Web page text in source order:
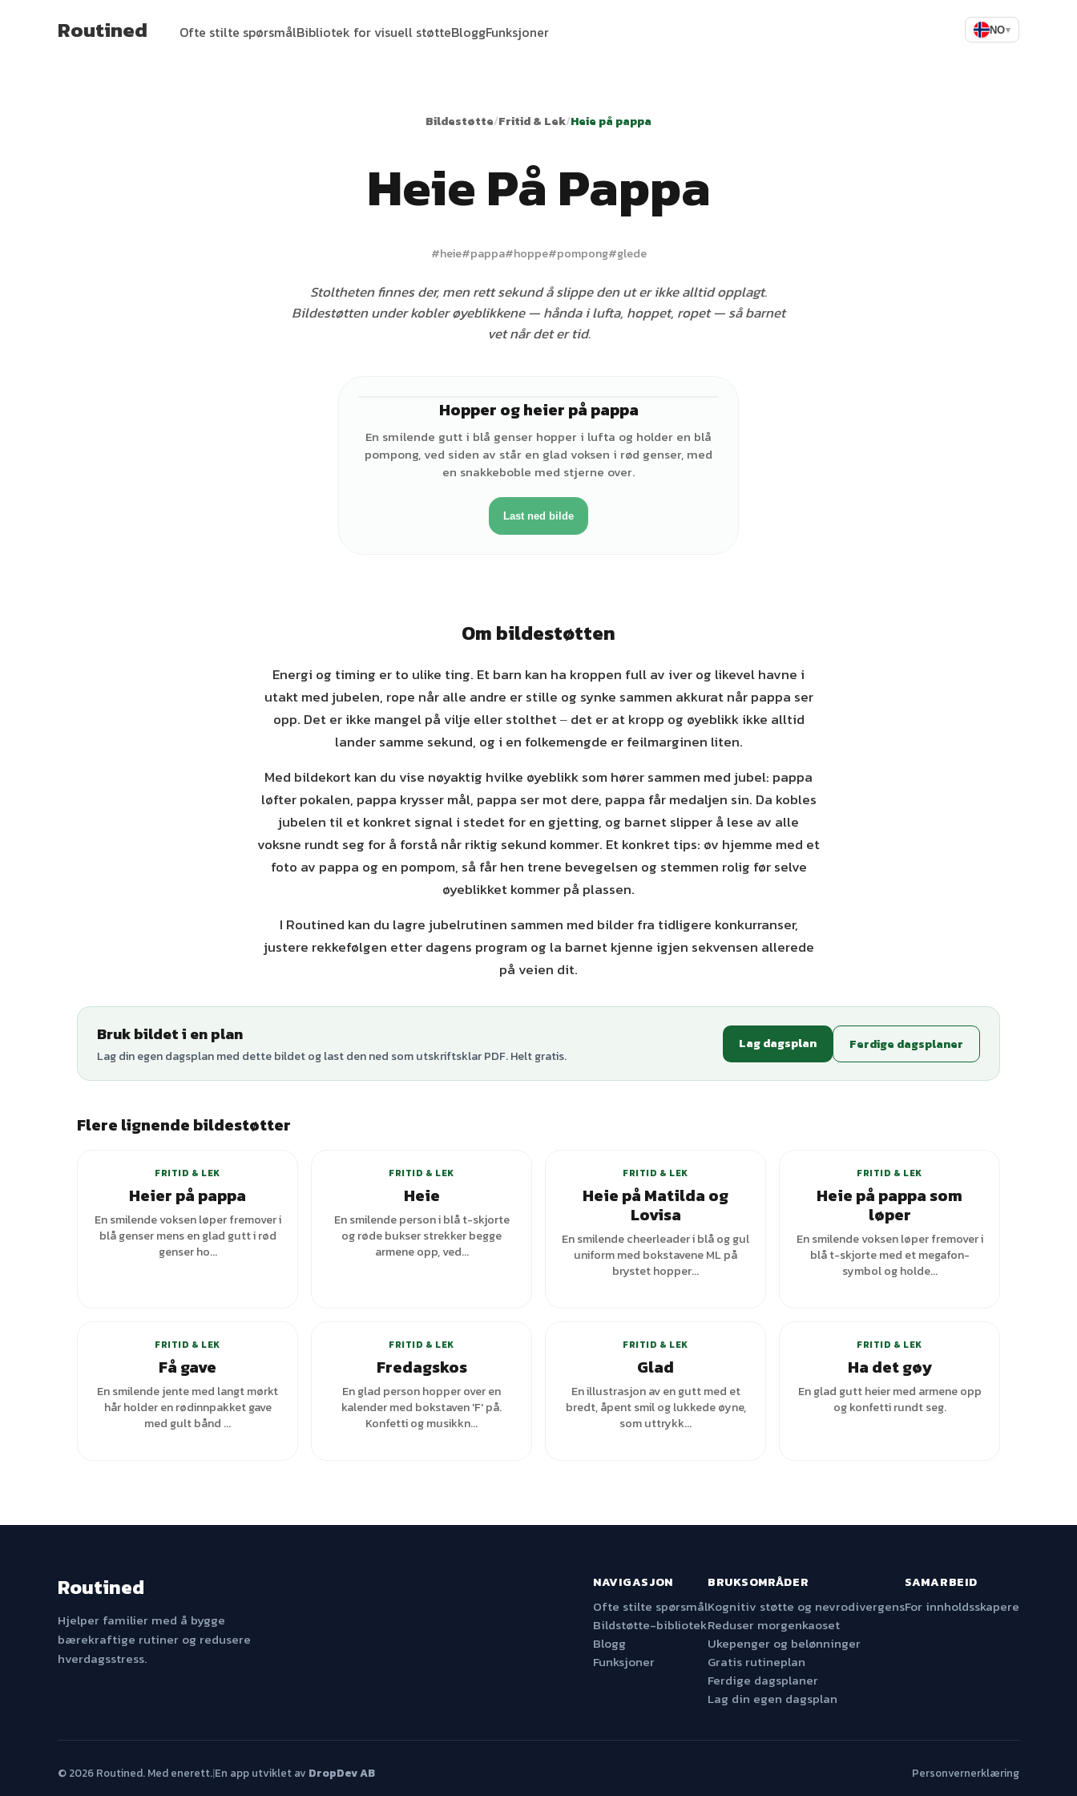
Routined Ofte stilte spørsmålBibliotek for visuell støtteBloggFunksjoner NO▾
Bildestøtte/Fritid & Lek/Heie på pappa
Heie På Pappa
#heie#pappa#hoppe#pompong#glede
Stoltheten finnes der, men rett sekund å slippe den ut er ikke alltid opplagt.
Bildestøtten under kobler øyeblikkene — hånda i lufta, hoppet, ropet — så barnet
vet når det er tid.
Hopper og heier på pappa
En smilende gutt i blå genser hopper i lufta og holder en blå
pompong, ved siden av står en glad voksen i rød genser, med
en snakkeboble med stjerne over.
Last ned bilde
Om bildestøtten
Energi og timing er to ulike ting. Et barn kan ha kroppen full av iver og likevel havne i
utakt med jubelen, rope når alle andre er stille og synke sammen akkurat når pappa ser
opp. Det er ikke mangel på vilje eller stolthet ‒ det er at kropp og øyeblikk ikke alltid
lander samme sekund, og i en folkemengde er feilmarginen liten.
Med bildekort kan du vise nøyaktig hvilke øyeblikk som hører sammen med jubel: pappa
løfter pokalen, pappa krysser mål, pappa ser mot dere, pappa får medaljen sin. Da kobles
jubelen til et konkret signal i stedet for en gjetting, og barnet slipper å lese av alle
voksne rundt seg for å forstå når riktig sekund kommer. Et konkret tips: øv hjemme med et
foto av pappa og en pompom, så får hen trene bevegelsen og stemmen rolig før selve
øyeblikket kommer på plassen.
I Routined kan du lagre jubelrutinen sammen med bilder fra tidligere konkurranser,
justere rekkefølgen etter dagens program og la barnet kjenne igjen sekvensen allerede
på veien dit.
Bruk bildet i en plan
Lag din egen dagsplan med dette bildet og last den ned som utskriftsklar PDF. Helt gratis.
Lag dagsplan Ferdige dagsplaner
Flere lignende bildestøtter
+3varianter
FRITID & LEK
Heier på pappa
En smilende voksen løper fremover i
blå genser mens en glad gutt i rød
genser ho...
FRITID & LEK
Heie
En smilende person i blå t-skjorte
og røde bukser strekker begge
armene opp, ved...
FRITID & LEK
Heie på Matilda og
Lovisa
En smilende cheerleader i blå og gul
uniform med bokstavene ML på
brystet hopper...
FRITID & LEK
Heie på pappa som
løper
En smilende voksen løper fremover i
blå t-skjorte med et megafon-
symbol og holde...
FRITID & LEK
Få gave
En smilende jente med langt mørkt
hår holder en rødinnpakket gave
med gult bånd ...
FRITID & LEK
Fredagskos
En glad person hopper over en
kalender med bokstaven 'F' på.
Konfetti og musikkn...
FRITID & LEK
Glad
En illustrasjon av en gutt med et
bredt, åpent smil og lukkede øyne,
som uttrykk...
FRITID & LEK
Ha det gøy
En glad gutt heier med armene opp
og konfetti rundt seg.
Routined
Hjelper familier med å bygge
bærekraftige rutiner og redusere
hverdagsstress.
NAVIGASJON
Ofte stilte spørsmål
Bildstøtte-bibliotek
Blogg
Funksjoner
BRUKSOMRÅDER
Kognitiv støtte og nevrodivergens
Reduser morgenkaoset
Ukepenger og belønninger
Gratis rutineplan
Ferdige dagsplaner
Lag din egen dagsplan
SAMARBEID
For innholdsskapere
© 2026 Routined. Med enerett.|En app utviklet av DropDev AB Personvernerklæring